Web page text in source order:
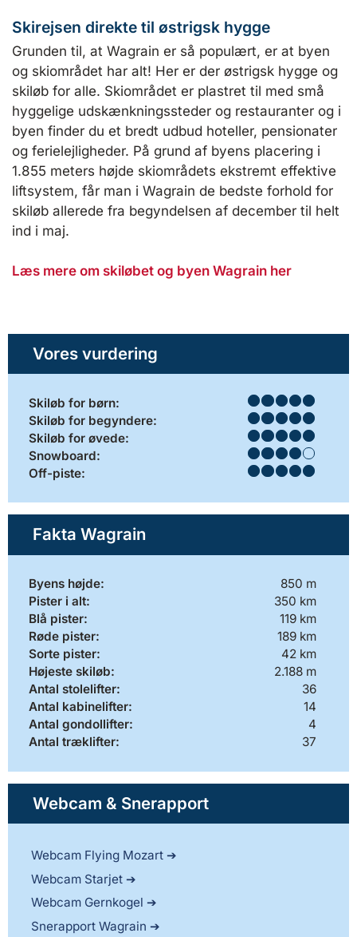
Skirejsen direkte til østrigsk hygge
Grunden til, at Wagrain er så populært, er at byen
og skiområdet har alt! Her er der østrigsk hygge og
skiløb for alle. Skiområdet er plastret til med små
hyggelige udskænkningssteder og restauranter og i
byen finder du et bredt udbud hoteller, pensionater
og ferielejligheder. På grund af byens placering i
1.855 meters højde skiområdets ekstremt effektive
liftsystem, får man i Wagrain de bedste forhold for
skiløb allerede fra begyndelsen af december til helt
ind i maj.
Læs mere om skiløbet og byen Wagrain her
Vores vurdering
Skiløb for børn:
Skiløb for begyndere:
Skiløb for øvede:
Snowboard:
Off-piste:
Fakta Wagrain
Byens højde:
850 m
Pister i alt:
350 km
Blå pister:
119 km
Røde pister:
189 km
Sorte pister:
42 km
Højeste skiløb:
2.188 m
Antal stolelifter:
36
Antal kabinelifter:
14
Antal gondollifter:
4
Antal træklifter:
37
Webcam & Snerapport
Webcam Flying Mozart
Webcam Starjet
Webcam Gernkogel
Snerapport Wagrain